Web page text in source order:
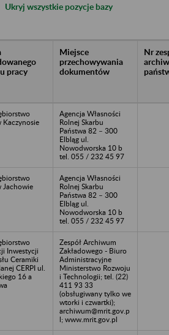
Ukryj wszystkie pozycje bazy
pracy
Miejsce
przechowywania
dokumentów
Nr
Kaczynosie
Agencja Własności
Rolnej Skarbu
Państwa 82 – 300
Elbląg ul.
Nowodworska 10 b
tel. 055 / 232 45 97
Jachowie
Agencja Własności
Rolnej Skarbu
Państwa 82 – 300
Elbląg ul.
Nowodworska 10 b
tel. 055 / 232 45 97
Inwestycji
Ceramiki
CERPI ul.
16 a
Zespół Archiwum
Zakładowego - Biuro
Administracyjne
Ministerstwo Rozwoju
i Technologii; tel. (22)
411 93 33
(obsługiwany tylko we
wtorki i czwartki);
archiwum@mrit.gov.p
l; www.mrit.gov.pl